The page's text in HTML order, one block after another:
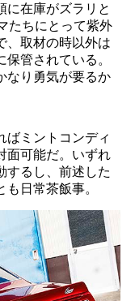
に在庫がズラリと
たちにとって紫外
、取材の時以外は
管されている。
なり勇気が要るか
ばミントコンディ
面可能だ。いずれ
するし、前述した
日常茶飯事。